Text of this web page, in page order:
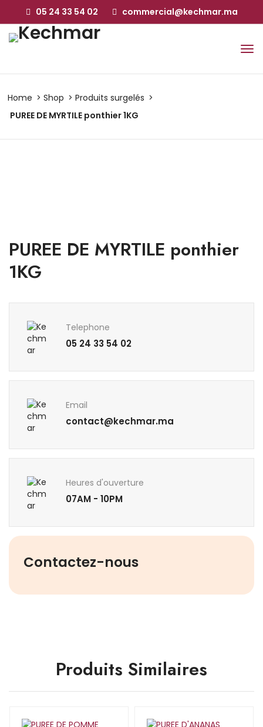
05 24 33 54 02 commercial@kechmar.ma
Home Shop
Produits surgelés
PUREE DE MYRTILE ponthier 1KG
PUREE DE MYRTILE ponthier
1KG
Telephone
05 24 33 54 02
Contactez-nous
Email
contact@kechmar.ma
Heures d'ouverture
07AM - 10PM
Produits Similaires